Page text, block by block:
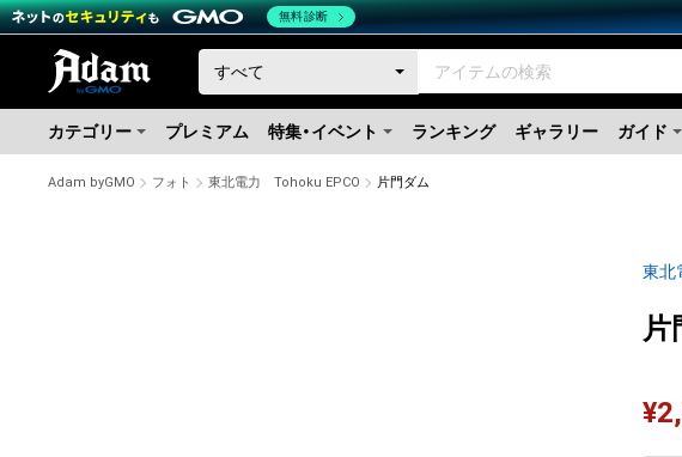
カテゴリー プレミアム 特集・イベント ランキング ギャラリー ガイド
Adam byGMO フォト 東北電力 Tohoku EPCO 片門ダム
東北
片
¥
無料診断